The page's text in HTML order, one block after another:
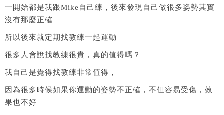
一開始都是我跟Mike自己練，後來發現自己做很多姿勢其實
沒有那麼正確
所以後來就定期找教練一起運動
很多人會說找教練很貴，真的值得嗎？
我自己是覺得找教練非常值得，
因為很多時候如果你運動的姿勢不正確，不但容易受傷，效
果也不好